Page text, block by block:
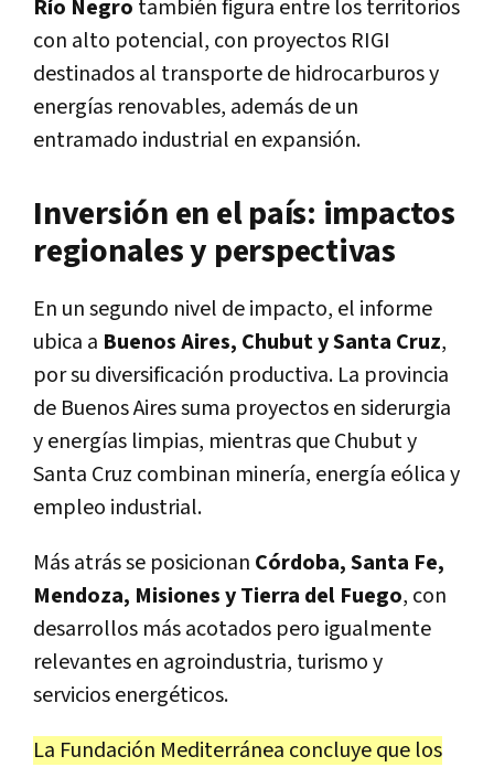
Río Negro también figura entre los territorios
con alto potencial, con proyectos RIGI
destinados al transporte de hidrocarburos y
energías renovables, además de un
entramado industrial en expansión.
Inversión en el país: impactos
regionales y perspectivas
En un segundo nivel de impacto, el informe
ubica a Buenos Aires, Chubut y Santa Cruz,
por su diversificación productiva. La provincia
de Buenos Aires suma proyectos en siderurgia
y energías limpias, mientras que Chubut y
Santa Cruz combinan minería, energía eólica y
empleo industrial.
Más atrás se posicionan Córdoba, Santa Fe,
Mendoza, Misiones y Tierra del Fuego, con
desarrollos más acotados pero igualmente
relevantes en agroindustria, turismo y
servicios energéticos.
La Fundación Mediterránea concluye que los